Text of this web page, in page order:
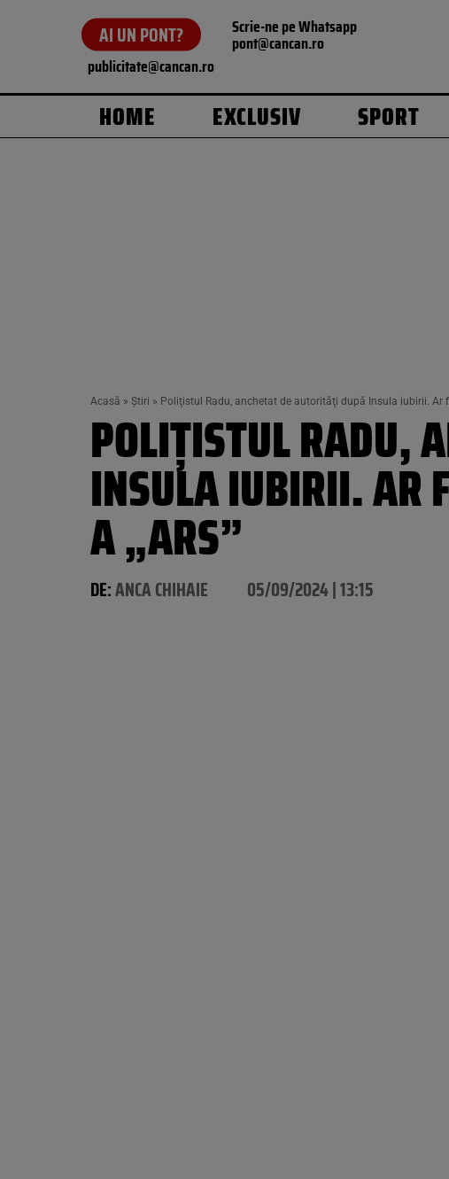
AI UN PONT? Scrie-ne pe Whatsapp
pont@cancan.ro
publicitate@cancan.ro
HOME EXCLUSIV SPORT
Acasă » Știri » Poliţistul Radu, anchetat de autorităţi după Insula iubirii. Ar
POLIŢISTUL RADU,
INSULA IUBIRII. AR
A „ARS”
DE:ANCA CHIHAIE 05/09/2024 | 13:15